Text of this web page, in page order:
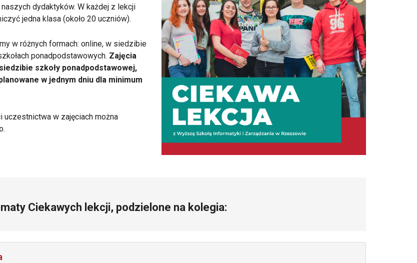
dydaktyków. W każdej z lekcji
jedna klasa (około 20 uczniów).
w różnych formach: online, w siedzibie
ponadpodstawowych. Zajęcia
szkoły ponadpodstawowej,
w jednym dniu dla minimum
uczestnictwa w zajęciach można
Ciekawych lekcji, podzielone na kolegia: